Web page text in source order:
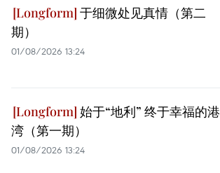
于细微处见真情（第二
期）
01/08/2026 13:24
始于“地利” 终于幸福的港
湾（第一期）
01/08/2026 13:24